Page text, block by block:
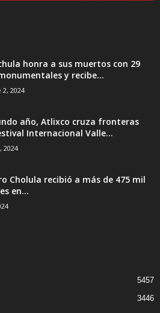
honra a sus muertos con 29
y recibe...
2024
año, Atlixco cruza fronteras
Internacional Valle...
2024
Cholula recibió a más de 475 mil
en...
5457
3446